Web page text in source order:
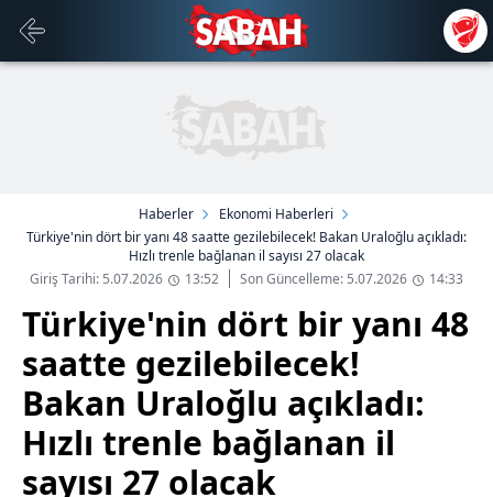
Haberler
Ekonomi Haberleri
Türkiye'nin dört bir yanı 48 saatte gezilebilecek! Bakan Uraloğlu açıkladı:
Hızlı trenle bağlanan il sayısı 27 olacak
Giriş Tarihi: 5.07.2026
13:52 Son Güncelleme: 5.07.2026 14:33
Türkiye'nin dört bir yanı 48
saatte gezilebilecek!
Bakan Uraloğlu açıkladı:
Hızlı trenle bağlanan il
sayısı 27 olacak